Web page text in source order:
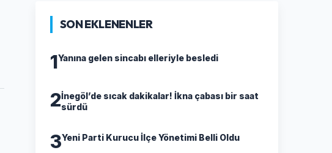
SON EKLENENLER
1Yanına gelen sincabı elleriyle besledi
2İnegöl’de sıcak dakikalar! İkna çabası bir saat
sürdü
3Yeni Parti Kurucu İlçe Yönetimi Belli Oldu